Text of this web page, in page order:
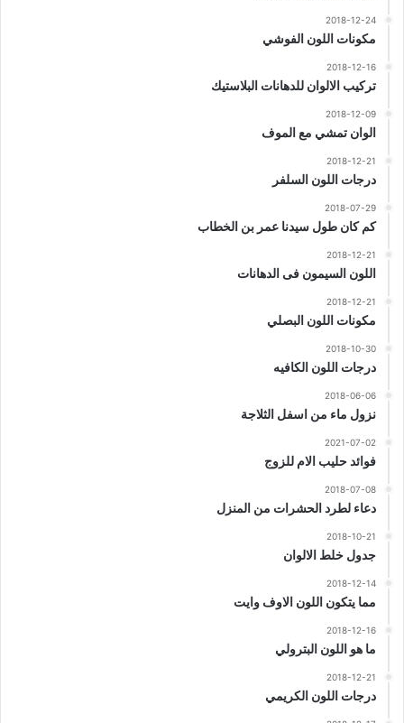
2018-12-24
مكونات اللون الفوشي
2018-12-16
تركيب الالوان للدهانات البلاستيك
2018-12-09
الوان تمشي مع الموف
2018-12-21
درجات اللون السلفر
2018-07-29
كم كان طول سيدنا عمر بن الخطاب
2018-12-21
اللون السيمون فى الدهانات
2018-12-21
مكونات اللون البصلي
2018-10-30
درجات اللون الكافيه
2018-06-06
نزول ماء من اسفل الثلاجة
2021-07-02
فوائد حليب الام للزوج
2018-07-08
دعاء لطرد الحشرات من المنزل
2018-10-21
جدول خلط الالوان
2018-12-14
مما يتكون اللون الاوف وايت
2018-12-16
ما هو اللون البترولي
2018-12-21
درجات اللون الكريمي